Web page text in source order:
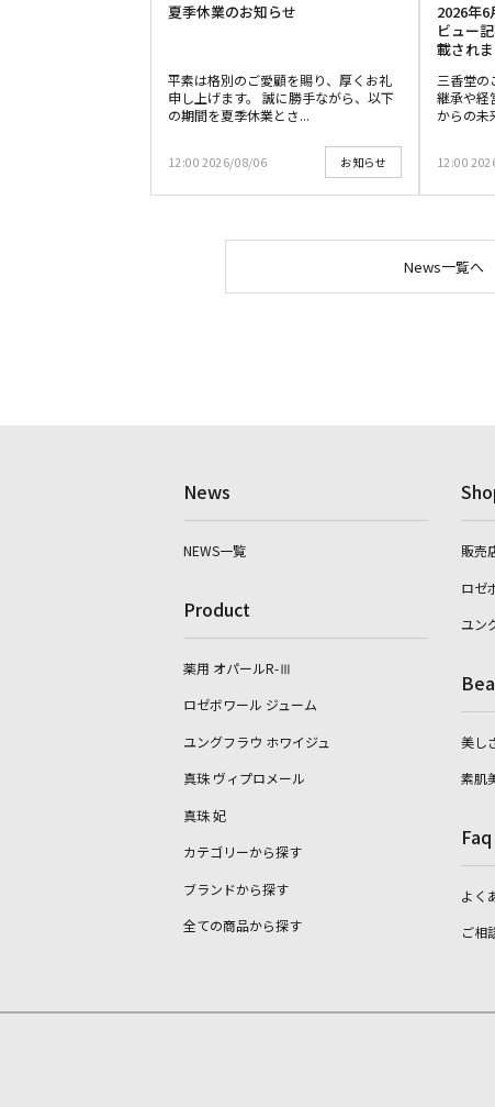
夏季休業のお知らせ
平素は格別のご愛顧を賜り、厚くお礼
申し上げます。 誠に勝手ながら、以下
の期間を夏季休業とさ...
12:00 2026/08/06 お知らせ
2026年
ビュー
載され
三香堂の
継承や経
からの未
12:00
News一覧へ
News
NEWS一覧
Product
薬用 オパールR-Ⅲ
ロゼボワール ジューム
ユングフラウ ホワイジュ
真珠 ヴィプロメール
真珠 妃
カテゴリーから探す
ブランドから探す
全ての商品から探す
販売
ロゼ
ユン
美し
素肌
Faq
よく
ご相